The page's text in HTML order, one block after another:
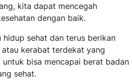
kita dapat mencegah
dengan baik.
sehat dan terus berikan
kerabat terdekat yang
bisa mencapai berat badan
sehat.